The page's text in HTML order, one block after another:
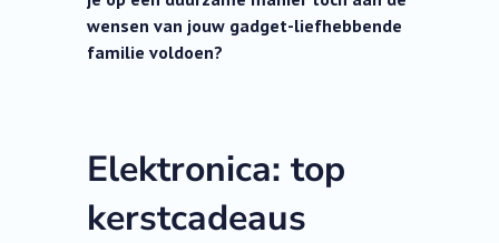
wensen van jouw gadget-liefhebbende
familie voldoen?
Elektronica: top
kerstcadeaus